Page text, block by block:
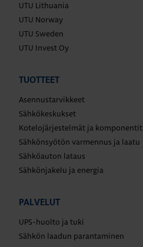
UTU Lithuania
UTU Norway
UTU Sweden
UTU Invest Oy
TUOTTEET
Asennustarvikkeet
Sähkökeskukset
Kotelojärjestelmät ja komponentit
Sähkönsyötön varmennus ja laatu
Sähköauton lataus
Sähkönjakelu ja energia
PALVELUT
UPS-huolto ja tuki
Sähkön laadun parantaminen